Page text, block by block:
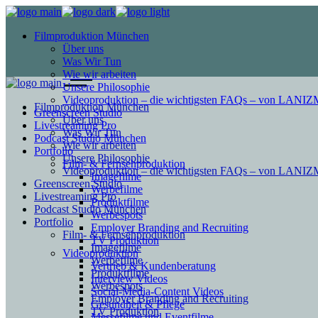
Filmproduktion München
Über uns
Was Wir Tun
Wie wir arbeiten
Unsere Philosophie
Videoproduktion – die wichtigsten FAQs – von
Greenscreen Studio
Livestreaming Pro
Podcast Studio München
Portfolio
Film- & Fernsehproduktion
Imagefilme
Werbefilme
Produktfilme
Werbespots
Employer Branding and Recruiting
TV Produktion
Videoproduktion
Vertrieb & Kundenberatung
Interview Videos
Social-Media-Content Videos
Gesundheit & Pflege
Filmproduktion München
Über uns
Was Wir Tun
Wie wir arbeiten
Unsere Philosophie
Videoproduktion – die wichtigsten FAQs – von
Greenscreen Studio
Livestreaming Pro
Podcast Studio München
Portfolio
Film- & Fernsehproduktion
Imagefilme
Werbefilme
Produktfilme
Werbespots
Employer Branding and Recruiting
TV Produktion